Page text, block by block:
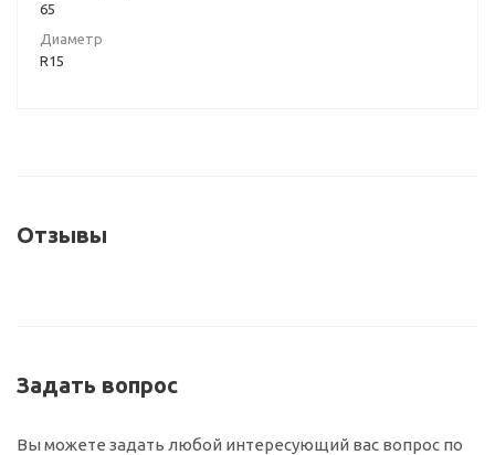
65
Диаметр
R15
Отзывы
Задать вопрос
Вы можете задать любой интересующий вас вопрос по